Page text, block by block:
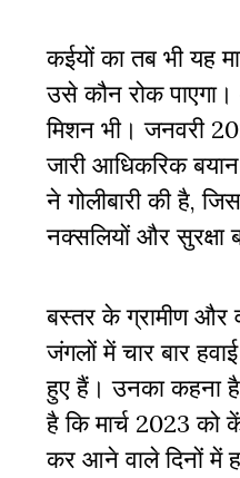
कईयों का तब भी यह
उसे कौन रोक
मिशन भी। जनवरी
जारी आधिकरिक
ने गोलीबारी की है,
नक्सलियों और सुरक्षा
बस्तर के ग्रामीण और
जंगलों में चार बार
हुए हैं। उनका कहना है
है कि मार्च 2023 को
कर आने वाले दिनों में